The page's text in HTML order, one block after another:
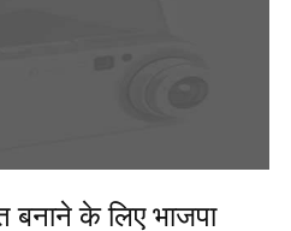
बनाने के लिए भाजपा